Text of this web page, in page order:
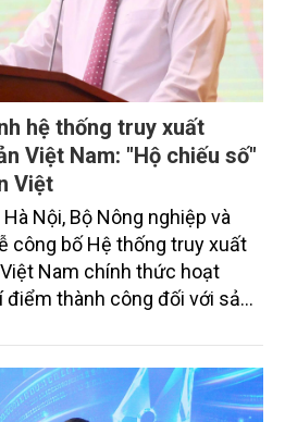
hệ thống truy xuất
Việt Nam: "Hộ chiếu số"
Việt
Nội, Bộ Nông nghiệp và
công bố Hệ thống truy xuất
Nam chính thức hoạt
điểm thành công đối với sản
hệ thống được kỳ vọng trở
nông sản Việt, tạo nền tảng
vụ quản lý, nâng cao tính